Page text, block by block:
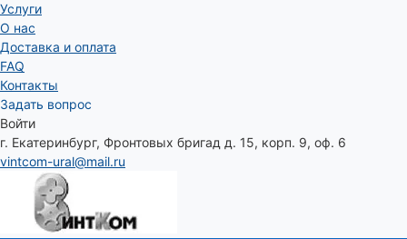
Услуги
О нас
Доставка и оплата
FAQ
Контакты
Задать вопрос
Войти
г. Екатеринбург, Фронтовых бригад д. 15, корп. 9, оф. 6
vintcom-ural@mail.ru